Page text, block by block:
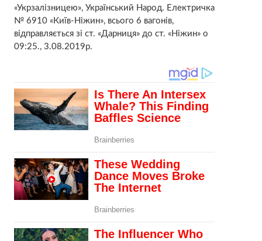
«Укрзалізницею», Український Народ. Електричка
№ 6910 «Київ-Ніжин», всього 6 вагонів,
відправляється зі ст. «Дарниця» до ст. «Ніжин» о
09:25., 3.08.2019р.